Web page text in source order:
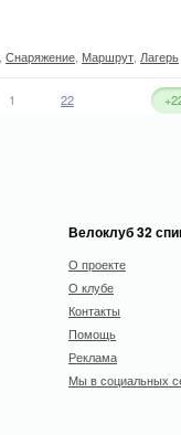
Снаряжение Маршрут Лагерь
1 22
Велоклуб 32
О проекте
О клубе
Контакты
Помощь
Реклама
Мы в социальных